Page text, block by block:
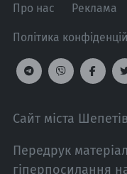
Про нас Реклама
Політика
Сайт міста
Передрук
гіперпосилання